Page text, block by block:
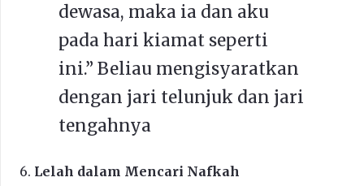
dewasa, maka ia dan aku
pada hari kiamat seperti
ini.” Beliau mengisyaratkan
dengan jari telunjuk dan jari
tengahnya
6. Lelah dalam Mencari Nafkah